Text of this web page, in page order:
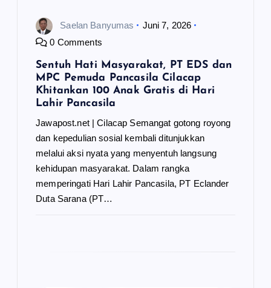
Saelan Banyumas
Juni 7, 2026
0 Comments
Sentuh Hati Masyarakat, PT EDS dan
MPC Pemuda Pancasila Cilacap
Khitankan 100 Anak Gratis di Hari
Lahir Pancasila
Jawapost.net | Cilacap Semangat gotong royong
dan kepedulian sosial kembali ditunjukkan
melalui aksi nyata yang menyentuh langsung
kehidupan masyarakat. Dalam rangka
memperingati Hari Lahir Pancasila, PT Eclander
Duta Sarana (PT…